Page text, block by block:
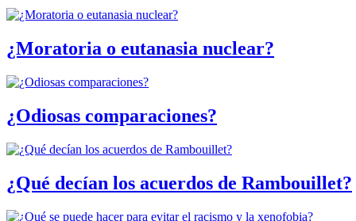
¿Moratoria o eutanasia nuclear?
¿Odiosas comparaciones?
¿Qué decían los acuerdos de Rambouillet?